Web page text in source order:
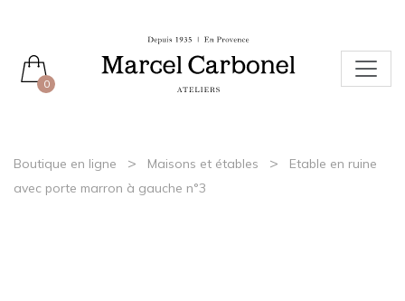
0
Boutique en ligne > Maisons et étables >
Etable en ruine
avec porte marron à gauche n°3